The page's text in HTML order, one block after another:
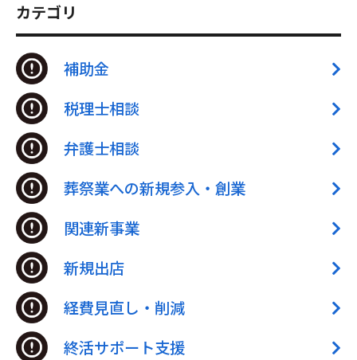
カテゴリ
補助金
税理士相談
弁護士相談
葬祭業への新規参入・創業
関連新事業
新規出店
経費見直し・削減
終活サポート支援